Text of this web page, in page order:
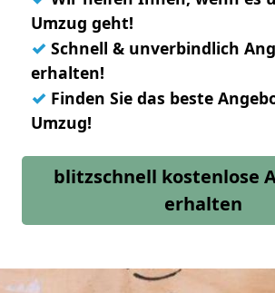
Umzug geht!
✓ Schnell & unverbindlich
erhalten!
✓ Finden Sie das beste
Umzug!
blitzschnell kostenlose
erhalten